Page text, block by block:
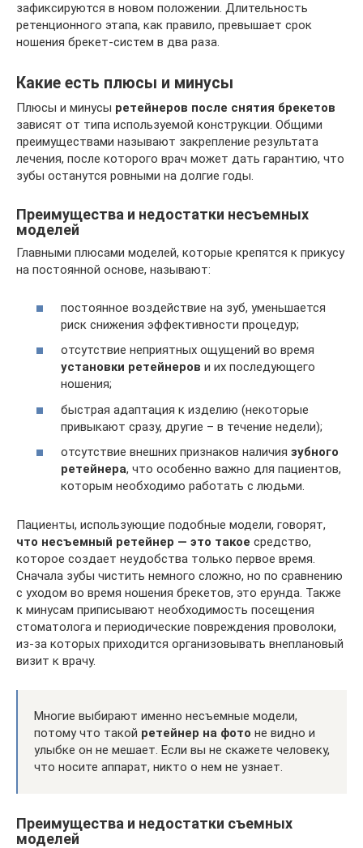
зафиксируются в новом положении. Длительность
ретенционного этапа, как правило, превышает срок
ношения брекет-систем в два раза.
Какие есть плюсы и минусы
Плюсы и минусы ретейнеров после снятия брекетов
зависят от типа используемой конструкции. Общими
преимуществами называют закрепление результата
лечения, после которого врач может дать гарантию, что
зубы останутся ровными на долгие годы.
Преимущества и недостатки несъемных
моделей
Главными плюсами моделей, которые крепятся к прикусу
на постоянной основе, называют:
постоянное воздействие на зуб, уменьшается
риск снижения эффективности процедур;
отсутствие неприятных ощущений во время
установки ретейнеров и их последующего
ношения;
быстрая адаптация к изделию (некоторые
привыкают сразу, другие – в течение недели);
отсутствие внешних признаков наличия зубного
ретейнера, что особенно важно для пациентов,
которым необходимо работать с людьми.
Пациенты, использующие подобные модели, говорят,
что несъемный ретейнер — это такое средство,
которое создает неудобства только первое время.
Сначала зубы чистить немного сложно, но по сравнению
с уходом во время ношения брекетов, это ерунда. Также
к минусам приписывают необходимость посещения
стоматолога и периодические повреждения проволоки,
из-за которых приходится организовывать внеплановый
визит к врачу.
Многие выбирают именно несъемные модели,
потому что такой ретейнер на фото не видно и
улыбке он не мешает. Если вы не скажете человеку,
что носите аппарат, никто о нем не узнает.
Преимущества и недостатки съемных
моделей